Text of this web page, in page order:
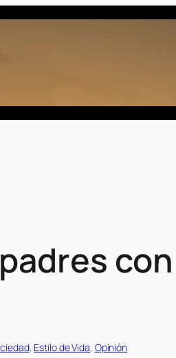
, Estilo de Vida, Opinión